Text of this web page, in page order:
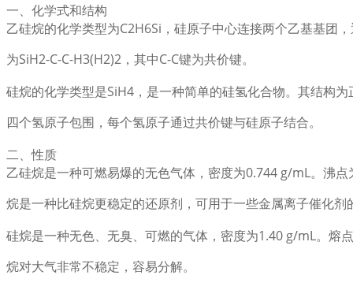
一、化学式和结构
乙硅烷的化学类型为C2H6Si，硅原子中心连接两个乙基基团
为SiH2-C-C-H3(H2)2，其中C-C键为共价键。
硅烷的化学类型是SiH4，是一种简单的硅氢化合物。其结构
四个氢原子包围，每个氢原子通过共价键与硅原子结合。
二、性质
乙硅烷是一种可燃易爆的无色气体，密度为0.744 g/mL。沸
烷是一种比硅烷更稳定的还原剂，可用于一些金属离子催化剂
硅烷是一种无色、无臭、可燃的气体，密度为1.40 g/mL。
烷对大气非常不稳定，容易分解。